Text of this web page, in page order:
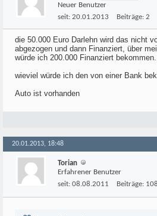
Neuer Benutzer
seit: 20.01.2013 Beiträge: 2
die 50.000 Euro Darlehn wird das nicht
abgezogen und dann Finanziert, über
würde ich 200.000 Finanziert bekommen.
wieviel würde ich den von einer Bank
Auto ist vorhanden
20.01.2013, 18:48
Torian
Erfahrener Benutzer
seit: 08.08.2011 Beiträge: 108